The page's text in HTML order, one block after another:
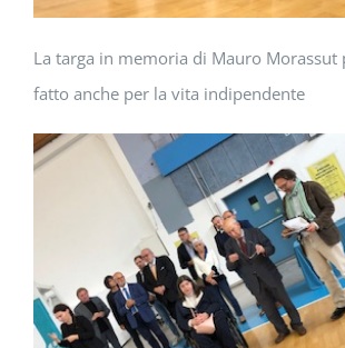
La targa in memoria di Mauro Morassut
fatto anche per la vita indipendente